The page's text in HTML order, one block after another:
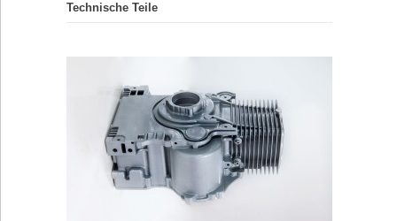
Technische Teile